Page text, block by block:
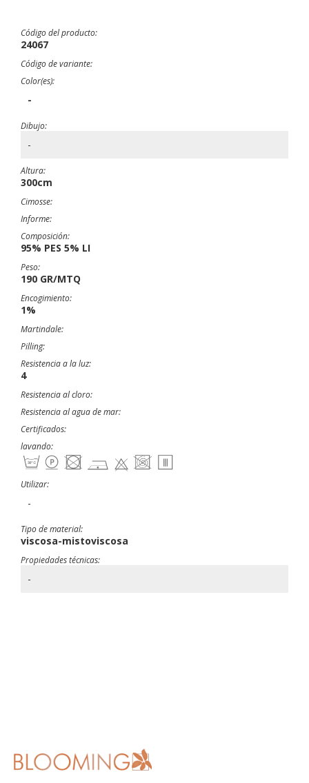
Código del producto:
24067
Código de variante:
Color(es):
-
Dibujo:
-
Altura:
300cm
Cimosse:
Informe:
Composición:
95% PES 5% LI
Peso:
190 GR/MTQ
Encogimiento:
1%
Martindale:
Pilling:
Resistencia a la luz:
4
Resistencia al cloro:
Resistencia al agua de mar:
Certificados:
lavando:
Utilizar:
-
Tipo de material:
viscosa-mistoviscosa
Propiedades técnicas:
-